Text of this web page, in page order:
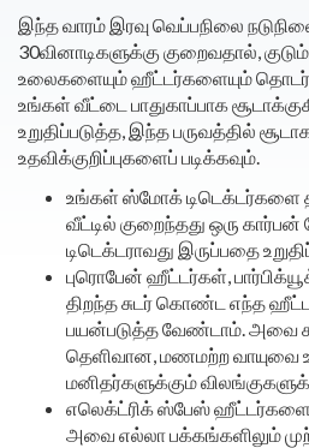
இந்த வாரம் இரவு வெப்பநிலை
30வினாடிகளுக்கு குறைவதால்,
உலைகளையும் ஹீட்டர்களையும்
உங்கள் வீட்டை பாதுகாப்பாக
உறுதிப்படுத்த, இந்த பருவத்தில்
உதவிக்குறிப்புகளைப் படிக்கவும்.
உங்கள் ஸ்மோக் டிடெக்டர்களை
வீட்டில் குறைந்தது ஒரு
டிடெக்டராவது இருப்பதை
புரொபேன் ஹீட்டர்கள்,
திறந்த சுடர் கொண்ட எந்த
பயன்படுத்த வேண்டாம். அவை
தெளிவான, மணமற்ற வாயுவை
மனிதர்களுக்கும்
எலெக்ட்ரிக் ஸ்பேஸ்
அவை எல்லா பக்கங்களிலும்